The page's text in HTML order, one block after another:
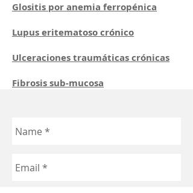
Glositis por anemia ferropénica
Lupus eritematoso crónico
Ulceraciones traumáticas crónicas
Fibrosis sub-mucosa